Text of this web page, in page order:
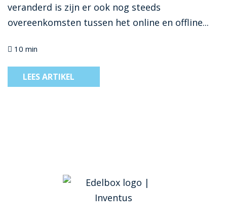
veranderd is zijn er ook nog steeds
overeenkomsten tussen het online en offline...
10 min
LEES ARTIKEL